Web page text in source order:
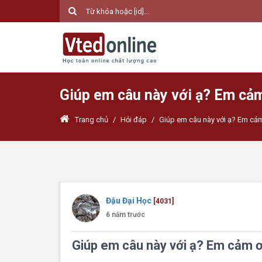
Giúp em câu này với ạ? Em
Trang chủ / Hỏi đáp / Giúp em câu này với ạ? Em
Đậu Đại Học [4031]
6 năm trước
Giúp em câu này với ạ? Em cảm